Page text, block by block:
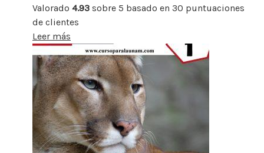
Valorado 4.93 sobre 5 basado en 30 puntuaciones
de clientes
Leer más